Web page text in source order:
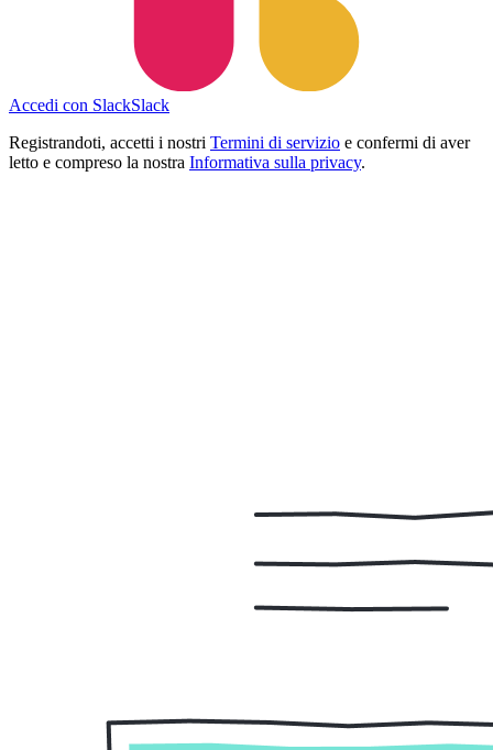
Accedi con SlackSlack
Registrandoti, accetti i nostri Termini di servizio e confermi di aver
letto e compreso la nostra Informativa sulla privacy.